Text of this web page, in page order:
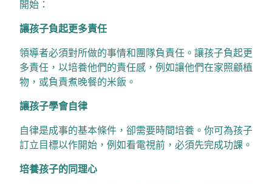
開始：
讓孩子負起更多責任
領導者必須對所做的事情和團隊負責任。讓孩子負起更
多責任，以培養他們的責任感，例如讓他們在家照顧植
物，或負責煮晚餐的米飯。
讓孩子學會自律
自律是成事的基本條件，卻需要時間培養。你可為孩子
訂立目標以作開始，例如看電視前，必須先完成功課。
培養孩子的同理心